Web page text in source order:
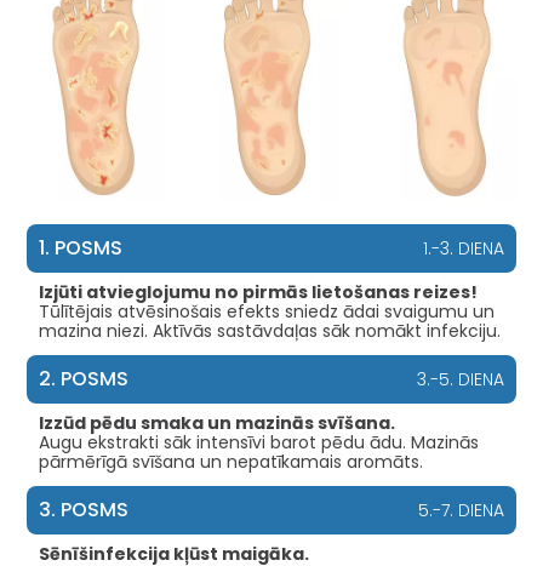
1. POSMS
1.-3. DIENA
Izjūti atvieglojumu no pirmās lietošanas reizes!
Tūlītējais atvēsinošais efekts sniedz ādai svaigumu un
mazina niezi. Aktīvās sastāvdaļas sāk nomākt infekciju.
2. POSMS
3.-5. DIENA
Izzūd pēdu smaka un mazinās svīšana.
Augu ekstrakti sāk intensīvi barot pēdu ādu. Mazinās
pārmērīgā svīšana un nepatīkamais aromāts.
3. POSMS
5.-7. DIENA
Sēnīšinfekcija kļūst maigāka.